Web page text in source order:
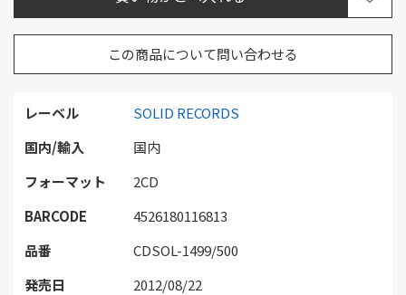
レーベル
SOLID RECORDS
国内/輸入
国内
フォーマット
2CD
BARCODE
4526180116813
品番
CDSOL-1499/500
発売日
2012/08/22
この商品について問い合わせる